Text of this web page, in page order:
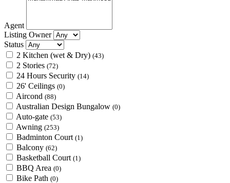
Agent
Listing Owner
Status
2 Kitchen (wet & Dry) (43)
2 Stories (72)
24 Hours Security (14)
26' Ceilings (0)
Aircond (88)
Australian Design Bungalow (0)
Auto-gate (53)
Awning (253)
Badminton Court (1)
Balcony (62)
Basketball Court (1)
BBQ Area (0)
Bike Path (0)